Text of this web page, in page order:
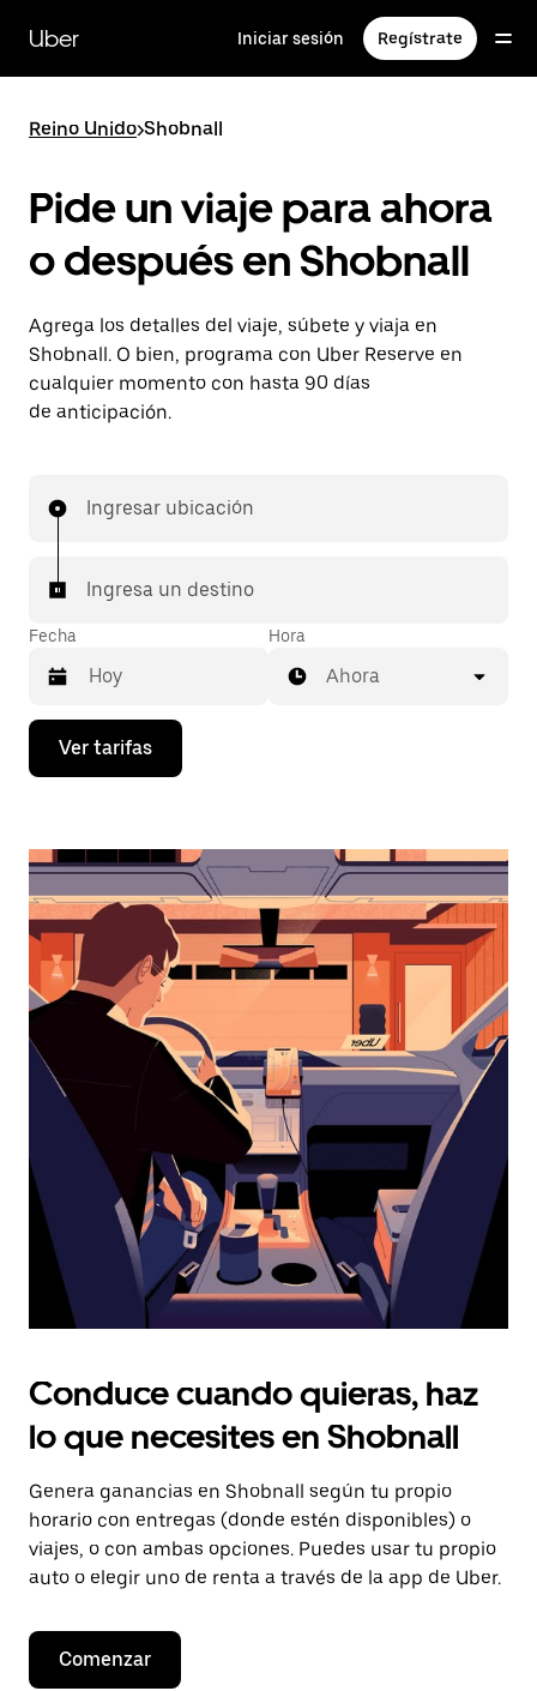
contenido
principal
Uber Iniciar sesión Regístrate
Reino Unido>Shobnall
Pide un viaje para ahora
o después en Shobnall
Agrega los detalles del viaje, súbete y viaja en
Shobnall. O bien, programa con Uber Reserve en
cualquier momento con hasta 90 días
de anticipación.
Ingresar ubicación
Ingresa un destino
Fecha
Presiona
flecha
interactuar
el
calendario
selecciona
una
fecha.
Presiona
la
tecla Esc
para
calendario.
Hora
Ahora
Ver tarifas
Conduce cuando quieras, haz
lo que necesites en Shobnall
Genera ganancias en Shobnall según tu propio
horario con entregas (donde estén disponibles) o
viajes, o con ambas opciones. Puedes usar tu propio
auto o elegir uno de renta a través de la app de Uber.
Comenzar